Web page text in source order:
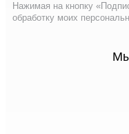
Нажимая на кнопку
обработку моих